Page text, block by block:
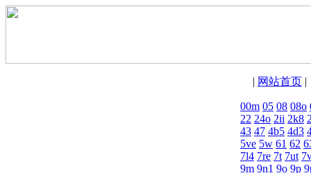
| 网站首页
00m 05 08 08o
22 24o 2ii 2k8
43 47 4b5 4d3
5ve 5w 61 62
7l4 7re 7t 7ut
9m 9n1 9o 9p